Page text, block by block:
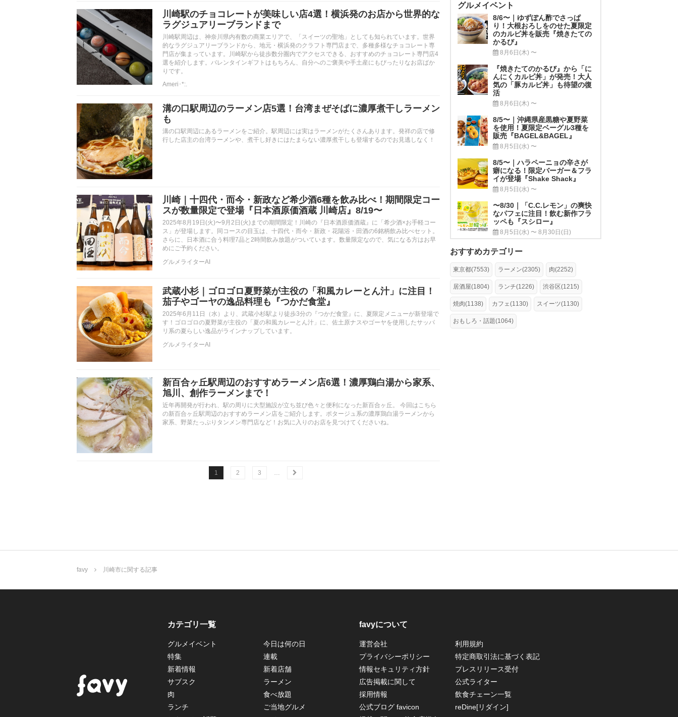
川崎駅のチョコレートが美味しい店4選！横浜発のお店から世界的な
ラグジュアリーブランドまで
川崎駅周辺は、神奈川県内有数の商業エリアで、「スイーツの聖地」としても知られています。世界
的なラグジュアリーブランドから、地元・横浜発のクラフト専門店まで、多種多様なチョコレート専
門店が集まっています。川崎駅から徒歩数分圏内でアクセスできる、おすすめのチョコレート専門店4
選を紹介します。バレンタインギフトはもちろん、自分へのご褒美や手土産にもぴったりなお店ばか
りです。
Ameri･*:.
溝の口駅周辺のラーメン店5選！台湾まぜそばに濃厚煮干しラーメン
も
溝の口駅周辺にあるラーメンをご紹介。駅周辺には実はラーメンがたくさんあります。発祥の店で修
行した店主の台湾ラーメンや、煮干し好きにはたまらない濃厚煮干しも登場するのでお見逃しなく！
川崎｜十四代・而今・新政など希少酒6種を飲み比べ！期間限定コー
スが数量限定で登場『日本酒原価酒蔵 川崎店』8/19〜
2025年8月19日(火)〜9月2日(火)までの期間限定！川崎の『日本酒原価酒蔵』に「希少酒×お手軽コー
ス」が登場します。同コースの目玉は、十四代・而今・新政・花陽浴・田酒の6銘柄飲み比べセット。
さらに、日本酒に合う料理7品と2時間飲み放題がついています。数量限定なので、気になる方はお早
めにご予約ください。
グルメライターAI
武蔵小杉｜ゴロゴロ夏野菜が主役の「和風カレーとん汁」に注目！
茄子やゴーヤの逸品料理も『つかだ食堂』
2025年6月11日（水）より、武蔵小杉駅より徒歩3分の『つかだ食堂』に、夏限定メニューが新登場で
す！ゴロゴロの夏野菜が主役の「夏の和風カレーとん汁」に、佐土原ナスやゴーヤを使用したサッパ
リ系の夏らしい逸品がラインナップしています。
グルメライターAI
新百合ヶ丘駅周辺のおすすめラーメン店6選！濃厚鶏白湯から家系、
旭川、創作ラーメンまで！
近年再開発が行われ、駅の周りに大型施設が立ち並び色々と便利になった新百合ヶ丘。 今回はこちら
の新百合ヶ丘駅周辺のおすすめラーメン店をご紹介します。ポタージュ系の濃厚鶏白湯ラーメンから
家系、野菜たっぷりタンメン専門店など！お気に入りのお店を見つけてくださいね。
1 2 3
グルメイベント
8/6〜｜ゆずぽん酢でさっぱ
り！大根おろしをのせた夏限定
のカルビ丼を販売『焼きたての
かるび』
8月6日(木) 〜
『焼きたてのかるび』から「に
んにくカルビ丼」が発売！大人
気の「豚カルビ丼」も待望の復
活
8月6日(木) 〜
8/5〜｜沖縄県産黒糖や夏野菜
を使用！夏限定ベーグル3種を
販売『BAGEL&BAGEL』
8月5日(水) 〜
8/5〜｜ハラペーニョの辛さが
癖になる！限定バーガー＆フラ
イが登場『Shake Shack』
8月5日(水) 〜
〜8/30｜「C.C.レモン」の爽快
なパフェに注目！飲む新作フラ
ッペも『スシロー』
8月5日(水) 〜 8月30日(日)
おすすめカテゴリー
東京都(7553) ラーメン(2305) 肉(2252)
居酒屋(1804) ランチ(1226) 渋谷区(1215)
焼肉(1138) カフェ(1130) スイーツ(1130)
おもしろ・話題(1064)
favy 川崎市に関する記事
カテゴリ一覧
グルメイベント
今日は何の日
特集
連載
新着情報
新着店舗
サブスク
ラーメン
肉
食べ放題
ランチ
ご当地グルメ
favyについて
運営会社
利用規約
プライバシーポリシー
特定商取引法に基づく表記
情報セキュリティ方針
プレスリリース受付
広告掲載に関して
公式ライター
採用情報
飲食チェーン一覧
公式ブログ favicon
reDine[リダイン]